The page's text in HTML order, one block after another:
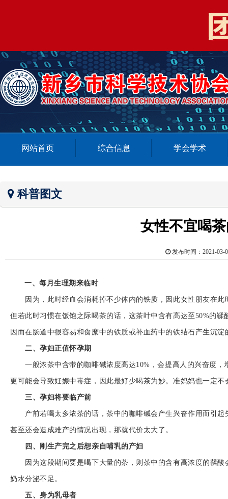
网站首页 综合信息 学会学术
科普图文
女性不宜喝
发布时间：2021-
一、每月生理期来临时
因为，此时经血会消耗掉不少体内的铁质，因此女性朋友在此
但若此时习惯在饭饱之际喝茶的话，这茶叶中含有高达至50%的
因而在肠道中很容易和食糜中的铁质或补血药中的铁结石产生沉淀
二、孕妇正值怀孕期
一般浓茶中含带的咖啡碱浓度高达10%，会提高人的兴奋度，
更可能会导致妊娠中毒症，因此最好少喝茶为妙。准妈妈也一定
三、孕妇将要临产前
产前若喝太多浓茶的话，茶中的咖啡碱会产生兴奋作用而引起
甚至还会造成难产的情况出现，那就代价太大了。
四、刚生产完之后想亲自哺乳的产妇
因为这段期间要是喝下大量的茶，则茶中的含有高浓度的鞣酸
奶水分泌不足。
五、身为乳母者